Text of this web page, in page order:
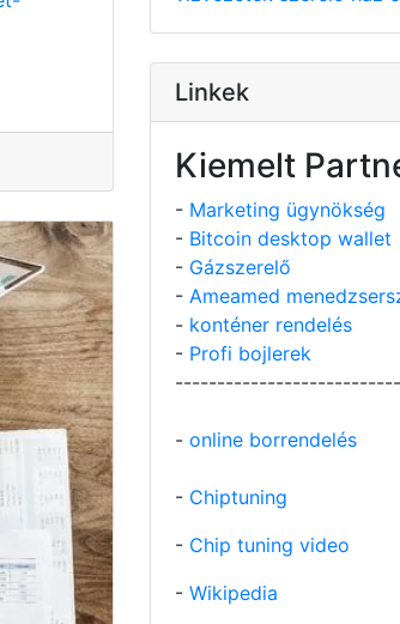
Linkek
Kiemelt
- Marketing ügynökség
- Bitcoin desktop wallet
- Gázszerelő
- Ameamed
- konténer rendelés
- Profi bojlerek
- online borrendelés
- Chiptuning
- Chip tuning video
- Wikipedia